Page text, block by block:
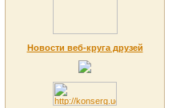
Новости веб-круга друзей